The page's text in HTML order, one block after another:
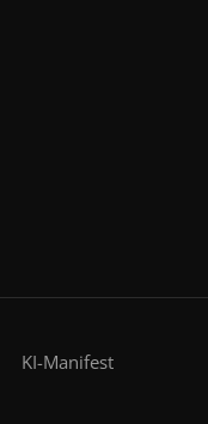
KI-Manifest